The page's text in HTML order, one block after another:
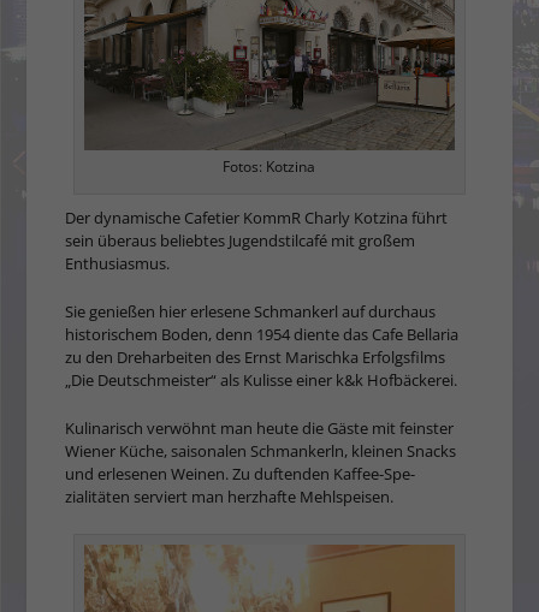
Fotos: Kotzina
Der dynamische Cafetier KommR Charly Kotzina führt
sein über­aus beliebtes Jugendstilcafé mit großem
Enthusiasmus.
Sie genie­ßen hier erlesene Schmankerl auf durchaus
historischem Boden, denn 1954 diente das Cafe Bellaria
zu den Dreharbeiten des Ernst Marischka Erfolgsfilms
„Die Deutschmeister“ als Kulisse einer k&k Hofbäckerei.
Kulinarisch ver­wöhnt man heu­te die Gäste mit feinster
Wiener Küche, saisonalen Schmankerln, klei­nen Snacks
und erlesenen Wei­nen. Zu duften­den Kaffee-Spe­
zialitäten serviert man herzhafte Mehlspeisen.